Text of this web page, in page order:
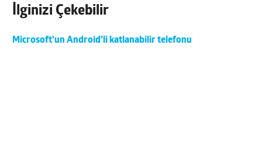
İlginizi Çekebilir
Microsoft’un Android’li katlanabilir telefonu